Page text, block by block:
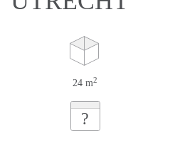
24 m2
?